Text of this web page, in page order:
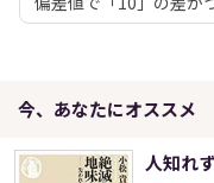
今、あなたにオススメ
人知れ